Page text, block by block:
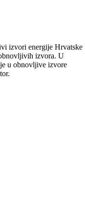
izvori energije Hrvatske
izvora. U
u obnovljive izvore